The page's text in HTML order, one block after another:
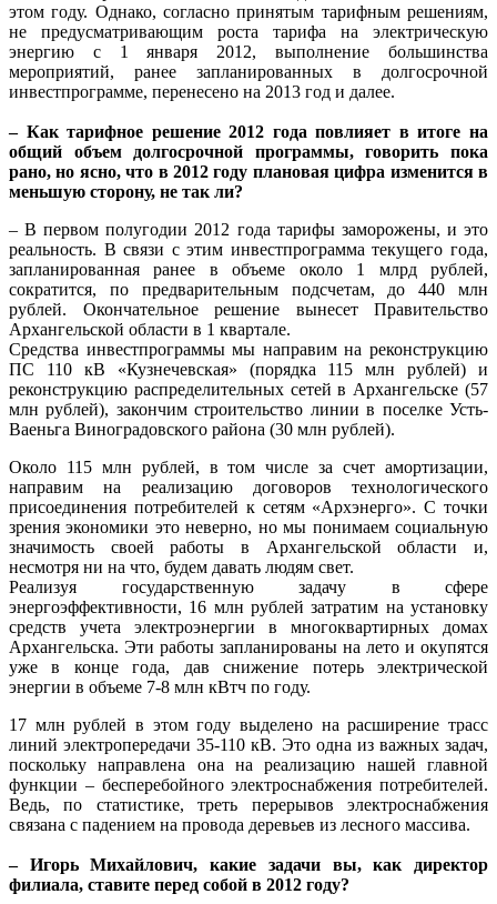
этом году. Однако, согласно принятым тарифным решениям,
не предусматривающим роста тарифа на электрическую
энергию с 1 января 2012, выполнение большинства
мероприятий, ранее запланированных в долгосрочной
инвестпрограмме, перенесено на 2013 год и далее.
– Как тарифное решение 2012 года повлияет в итоге на
общий объем долгосрочной программы, говорить пока
рано, но ясно, что в 2012 году плановая цифра изменится в
меньшую сторону, не так ли?
– В первом полугодии 2012 года тарифы заморожены, и это
реальность. В связи с этим инвестпрограмма текущего года,
запланированная ранее в объеме около 1 млрд рублей,
сократится, по предварительным подсчетам, до 440 млн
рублей. Окончательное решение вынесет Правительство
Архангельской области в 1 квартале.
Средства инвестпрограммы мы направим на реконструкцию
ПС 110 кВ «Кузнечевская» (порядка 115 млн рублей) и
реконструкцию распределительных сетей в Архангельске (57
млн рублей), закончим строительство линии в поселке Усть-
Ваеньга Виноградовского района (30 млн рублей).
Около 115 млн рублей, в том числе за счет амортизации,
направим на реализацию договоров технологического
присоединения потребителей к сетям «Архэнерго». С точки
зрения экономики это неверно, но мы понимаем социальную
значимость своей работы в Архангельской области и,
несмотря ни на что, будем давать людям свет.
Реализуя государственную задачу в сфере
энергоэффективности, 16 млн рублей затратим на установку
средств учета электроэнергии в многоквартирных домах
Архангельска. Эти работы запланированы на лето и окупятся
уже в конце года, дав снижение потерь электрической
энергии в объеме 7-8 млн кВтч по году.
17 млн рублей в этом году выделено на расширение трасс
линий электропередачи 35-110 кВ. Это одна из важных задач,
поскольку направлена она на реализацию нашей главной
функции – бесперебойного электроснабжения потребителей.
Ведь, по статистике, треть перерывов электроснабжения
связана с падением на провода деревьев из лесного массива.
– Игорь Михайлович, какие задачи вы, как директор
филиала, ставите перед собой в 2012 году?